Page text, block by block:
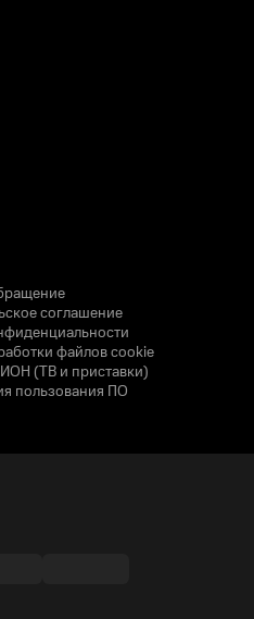
соглашение
файлов cookie
(ТВ и приставки)
пользования ПО